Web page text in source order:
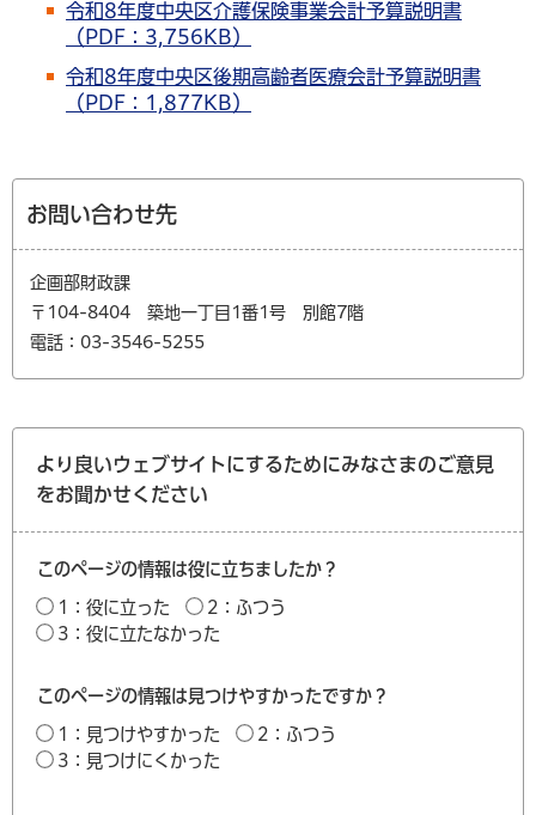
令和8年度中央区介護保険事業会計予算説明書
（PDF：3,756KB）
令和8年度中央区後期高齢者医療会計予算説明書
（PDF：1,877KB）
お問い合わせ先
企画部財政課
〒104-8404 築地一丁目1番1号 別館7階
電話：03-3546-5255
より良いウェブサイトにするためにみなさまのご意見
をお聞かせください
このページの情報は役に立ちましたか？
1：役に立った
2：ふつう
3：役に立たなかった
このページの情報は見つけやすかったですか？
1：見つけやすかった
2：ふつう
3：見つけにくかった